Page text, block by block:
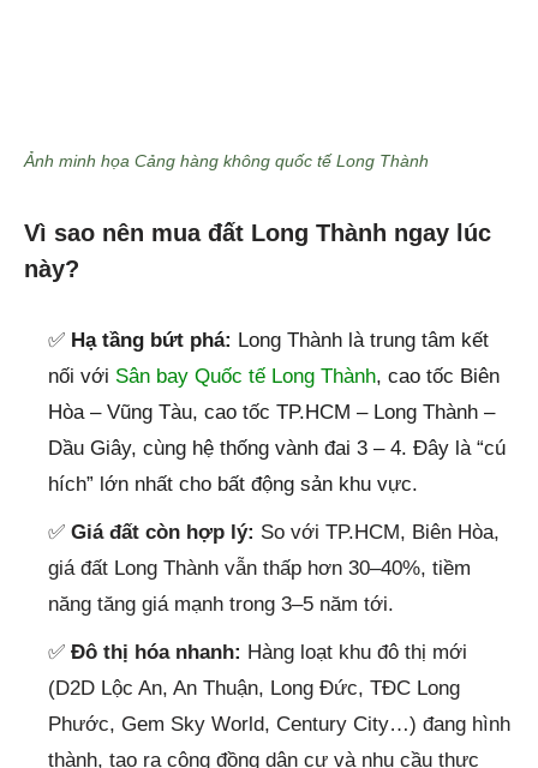
Ảnh minh họa Cảng hàng không quốc tế Long Thành
Vì sao nên mua đất Long Thành ngay lúc
này?
✅ Hạ tầng bứt phá: Long Thành là trung tâm kết
nối với Sân bay Quốc tế Long Thành, cao tốc Biên
Hòa – Vũng Tàu, cao tốc TP.HCM – Long Thành –
Dầu Giây, cùng hệ thống vành đai 3 – 4. Đây là “cú
hích” lớn nhất cho bất động sản khu vực.
✅ Giá đất còn hợp lý: So với TP.HCM, Biên Hòa,
giá đất Long Thành vẫn thấp hơn 30–40%, tiềm
năng tăng giá mạnh trong 3–5 năm tới.
✅ Đô thị hóa nhanh: Hàng loạt khu đô thị mới
(D2D Lộc An, An Thuận, Long Đức, TĐC Long
Phước, Gem Sky World, Century City…) đang hình
thành, tạo ra cộng đồng dân cư và nhu cầu thực